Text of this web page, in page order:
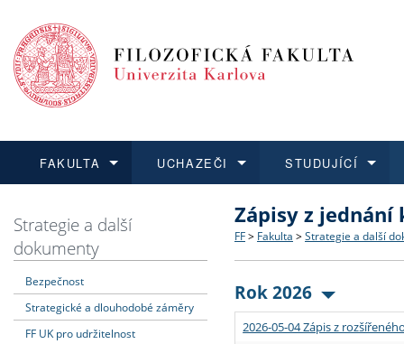
FAKULTA
Dozvědět se více
Struktura a historie
Strategie a další
Podpora a benefity pro
UCHAZEČI
Podat přihlášku
Co studovat a jak se
Učitelské studijní
Informace k průběhu
STUDUJÍCÍ
Dozvědět se více
Bakalářské a magisterské
Doktorské studium
Rigorózní řízení
Dozvědět se více
O vědě a výzkumu na FF
Akademické kvalifikace
Granty a projekty
Dozvědět se více
Aktuální nabídky a
Vyjíždějící studenti
Přijíždějící studenti
Strategie a další
dokumenty
Bezpečnost
Strategické a dlouhodobé záměry
FF UK pro udržitelnost
Zápisy z jednání
FF > Fakulta > Strategie a další
Rok 2026
2026-05-04 Zápis z